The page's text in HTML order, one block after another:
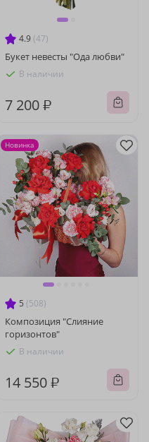
4.9 (47)
Букет невесты "Ода любви"
В наличии
7 200 ₽
5 (508)
Композиция "Слияние
горизонтов"
В наличии
14 550 ₽
Новинка